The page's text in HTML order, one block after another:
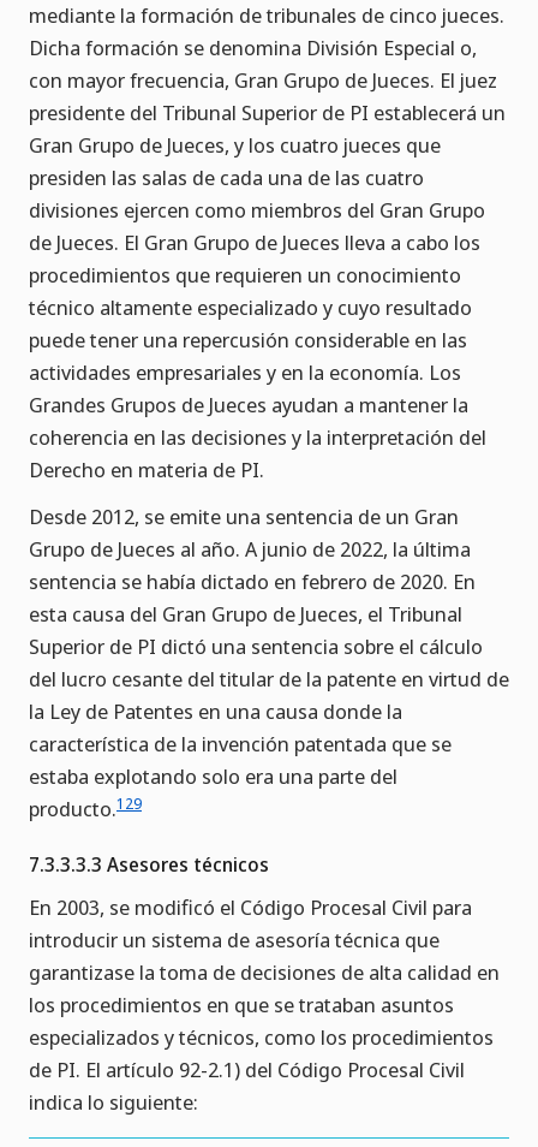
mediante la formación de tribunales de cinco jueces.
Dicha formación se denomina División Especial o,
con mayor frecuencia, Gran Grupo de Jueces. El juez
presidente del Tribunal Superior de PI establecerá un
Gran Grupo de Jueces, y los cuatro jueces que
presiden las salas de cada una de las cuatro
divisiones ejercen como miembros del Gran Grupo
de Jueces. El Gran Grupo de Jueces lleva a cabo los
procedimientos que requieren un conocimiento
técnico altamente especializado y cuyo resultado
puede tener una repercusión considerable en las
actividades empresariales y en la economía. Los
Grandes Grupos de Jueces ayudan a mantener la
coherencia en las decisiones y la interpretación del
Derecho en materia de PI.
Desde 2012, se emite una sentencia de un Gran
Grupo de Jueces al año. A junio de 2022, la última
sentencia se había dictado en febrero de 2020. En
esta causa del Gran Grupo de Jueces, el Tribunal
Superior de PI dictó una sentencia sobre el cálculo
del lucro cesante del titular de la patente en virtud de
la Ley de Patentes en una causa donde la
característica de la invención patentada que se
estaba explotando solo era una parte del
producto.129
7.3.3.3.3 Asesores técnicos
En 2003, se modificó el Código Procesal Civil para
introducir un sistema de asesoría técnica que
garantizase la toma de decisiones de alta calidad en
los procedimientos en que se trataban asuntos
especializados y técnicos, como los procedimientos
de PI. El artículo 92-2.1) del Código Procesal Civil
indica lo siguiente: